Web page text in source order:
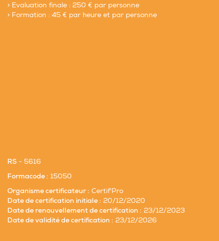
> Evaluation finale : 250 € par personne
> Formation : 45 € par heure et par personne
RS - 5616
Formacode : 15050
Organisme certificateur : Certif'Pro
Date de certification initiale : 20/12/2020
Date de renouvellement de certification : 23/12/2023
Date de validité de certification : 23/12/2026